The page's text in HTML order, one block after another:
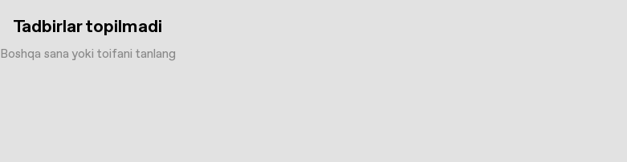
Tadbirlar topilmadi
Boshqa sana yoki toifani tanlang